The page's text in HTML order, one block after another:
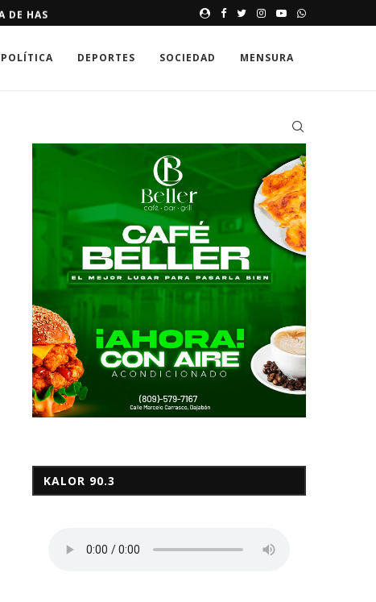
HASTA 250,000 DÓLARES MEMORIAS DE UNA SONRISA
POLÍTICA DEPORTES SOCIEDAD MENSURA
KALOR 90.3